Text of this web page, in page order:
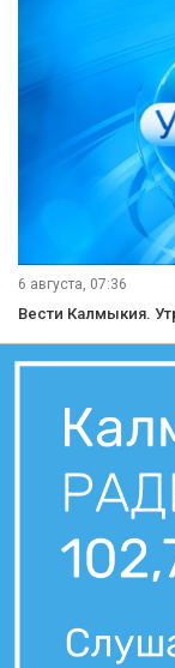
6 августа, 07:36
Вести Калмыкия.